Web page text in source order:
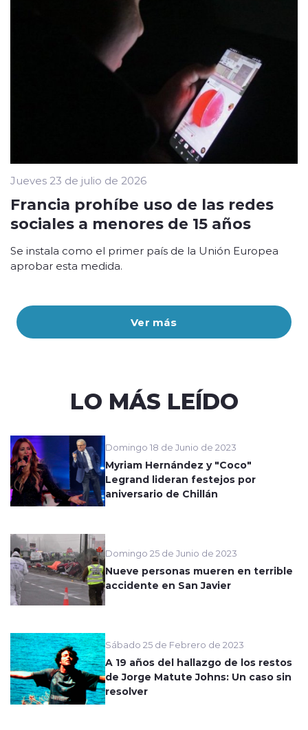
Ver más
Jueves 23 de julio de 2026
Francia prohíbe uso de las redes
sociales a menores de 15 años
Se instala como el primer país de la Unión Europea
aprobar esta medida.
LO MÁS LEÍDO
Domingo 18 de Junio de 2023
Myriam Hernández y "Coco"
Legrand lideran festejos por
aniversario de Chillán
Domingo 25 de Junio de 2023
Nueve personas mueren en terrible
accidente en San Javier
Sábado 25 de Febrero de 2023
A 19 años del hallazgo de los restos
de Jorge Matute Johns: Un caso sin
resolver